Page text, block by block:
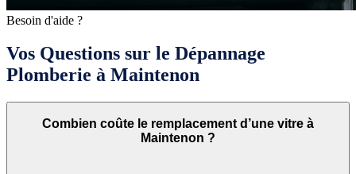
Besoin d'aide ?
Vos Questions sur le Dépannage
Plomberie à Maintenon
Combien coûte le remplacement d’une vitre à
Maintenon ?